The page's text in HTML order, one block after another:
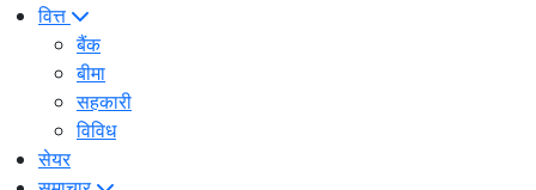
वित्त
बैंक
बीमा
सहकारी
विविध
सेयर